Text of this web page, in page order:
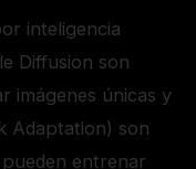
inteligencia
Diffusion son
imágenes únicas y
Adaptation) son
entrenar